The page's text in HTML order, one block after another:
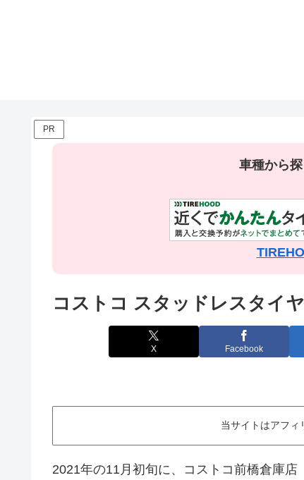
PR
車種から
コストコ スタッドレスタイ
X Facebook
当サイトはアフィ
2021年の11月初旬に、コストコ前橋倉庫店